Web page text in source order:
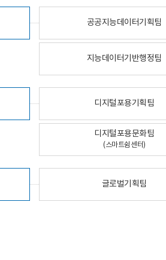
공공지능데이터기획팀
지능데이터기반행정팀
디지털포용기획팀
디지털포용문화팀
(스마트쉼센터)
글로벌기획팀